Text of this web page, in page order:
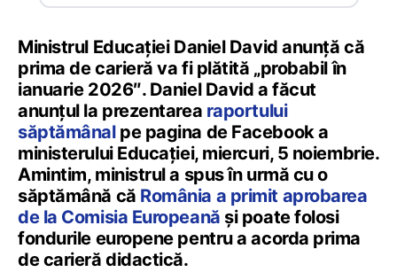
Ministrul Educației Daniel David anunță că
prima de carieră va fi plătită „probabil în
ianuarie 2026″. Daniel David a făcut
anunțul la prezentarea raportului
săptămânal pe pagina de Facebook a
ministerului Educației, miercuri, 5 noiembrie.
Amintim, ministrul a spus în urmă cu o
săptămână că România a primit aprobarea
de la Comisia Europeană și poate folosi
fondurile europene pentru a acorda prima
de carieră didactică.